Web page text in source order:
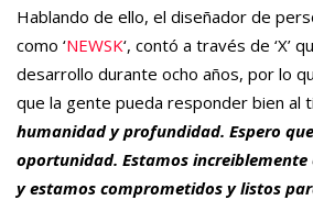
Hablando de ello, el diseñador de
como ‘NEWSK‘, contó a través de ‘X’
desarrollo durante ocho años, por lo
que la gente pueda responder bien al
humanidad y profundidad. Espero
oportunidad. Estamos increiblemente
y estamos comprometidos y listos